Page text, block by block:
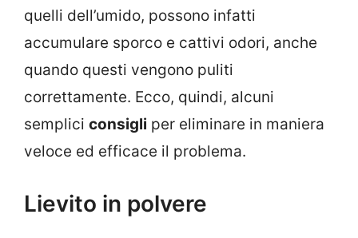
quelli dell’umido, possono infatti
accumulare sporco e cattivi odori, anche
quando questi vengono puliti
correttamente. Ecco, quindi, alcuni
semplici consigli per eliminare in maniera
veloce ed efficace il problema.
Lievito in polvere